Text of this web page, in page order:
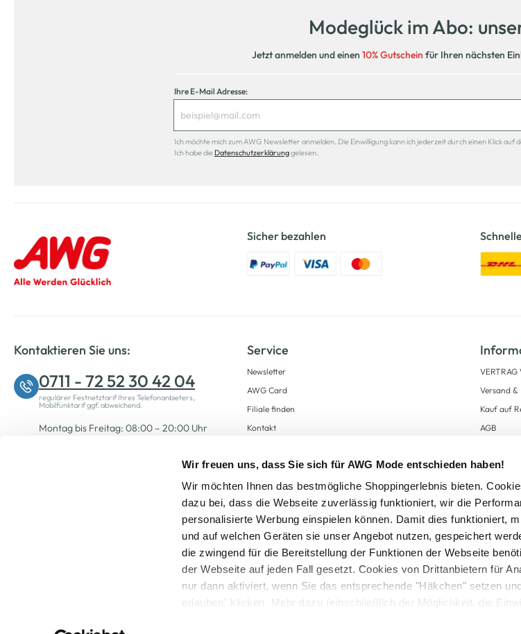
Wir freuen uns, dass Sie sich für AWG Mode entschieden haben!
Wir möchten Ihnen das bestmögliche Shoppingerlebnis bieten.
dazu bei, dass die Webseite zuverlässig funktioniert, wir die
personalisierte Werbung einspielen können. Damit dies funktioniert,
und auf welchen Geräten sie unser Angebot nutzen, gespeichert
die zwingend für die Bereitstellung der Funktionen der Webseite
der Webseite auf jeden Fall gesetzt. Cookies von Drittanbietern für
nur dann aktiviert, wenn Sie das entsprechende "Häkchen" setzen
erlauben" klicken. Mehr dazu (einschließlich der Möglichkeit, die
Modeglück im Abo:
Jetzt anmelden und einen 10% Gutschein für Ihren nächsten
Ihre E-Mail Adresse:
Ich möchte mich zum AWG Newsletter anmelden. Die Einwilligung kann ich jederzeit durch einen Klick
Ich habe die Datenschutzerklärunggelesen.
Sicher bezahlen
Kontaktieren Sie uns:
0711 - 72 52 30 42 04
regulärer Festnetztarif Ihres Telefonanbieters,
Mobilfunktarif ggf. abweichend.
Montag bis Freitag: 08:00 – 20:00 Uhr
Service
Newsletter
AWG Card
Filiale finden
Kontakt
VERTRAG
Versand
Kauf auf
AGB
AWG
Alle Preise inkl. gesetzl. Mehrwertsteuer zzgl.